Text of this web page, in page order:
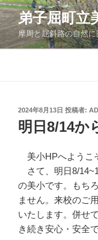
コ
ン
テ
ン
弟子屈町立
摩周と屈斜路の自然
投
稿
日:
2024年8月13日 投稿者:
明日8/14か
美小HPへようこ
さて、明日8/
の美小です。もち
ません。来校のご
いたします。併せ
き続き安心・安全